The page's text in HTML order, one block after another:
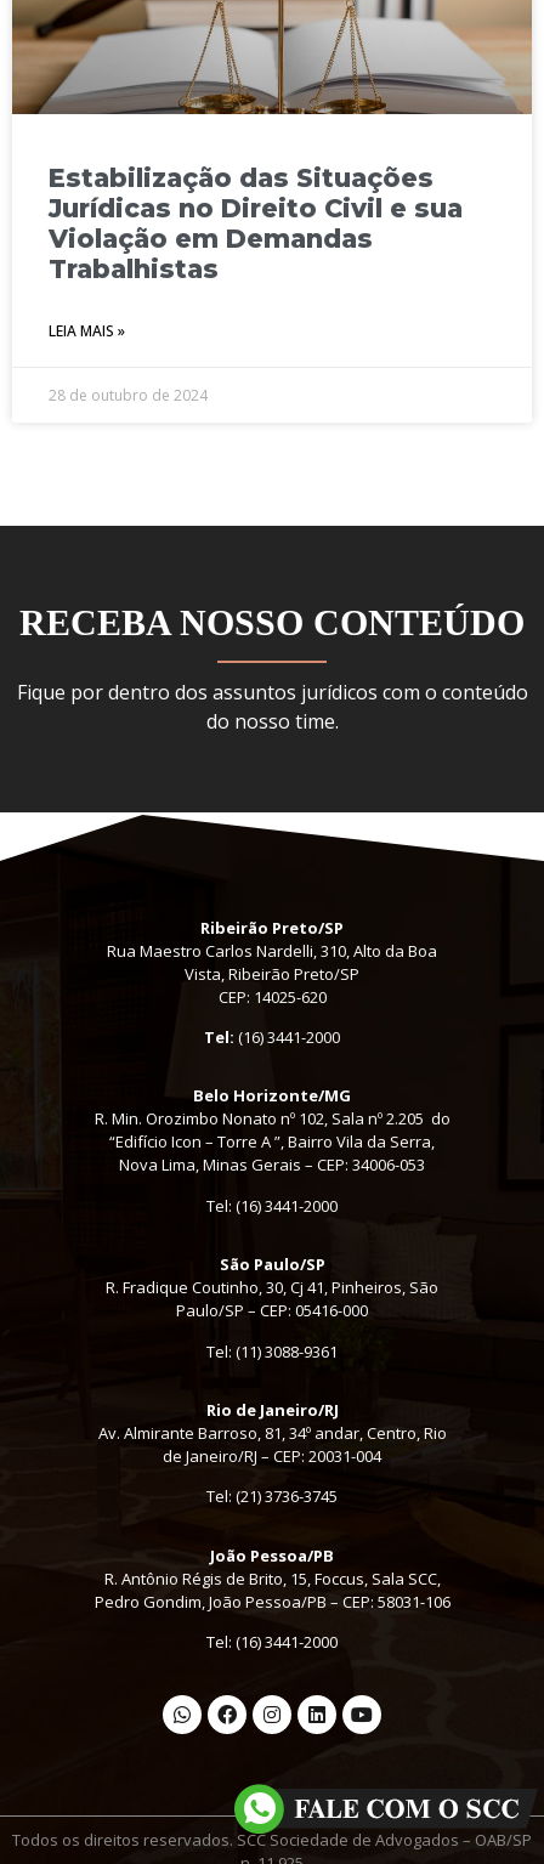
Estabilização das Situações
Jurídicas no Direito Civil e sua
Violação em Demandas
Trabalhistas
LEIA MAIS »
28 de outubro de 2024
RECEBA NOSSO CONTEÚDO
Fique por dentro dos assuntos jurídicos com o conteúdo
do nosso time.
Ribeirão Preto/SP
Rua Maestro Carlos Nardelli, 310, Alto da Boa
Vista, Ribeirão Preto/SP
CEP: 14025-620
Tel: (16) 3441-2000
Belo Horizonte/MG
R. Min. Orozimbo Nonato nº 102, Sala nº 2.205 do
“Edifício Icon – Torre A ”, Bairro Vila da Serra,
Nova Lima, Minas Gerais – CEP: 34006-053
Tel: (16) 3441-2000
São Paulo/SP
R. Fradique Coutinho, 30, Cj 41, Pinheiros, São
Paulo/SP – CEP: 05416-000
Tel: (11) 3088-9361
Rio de Janeiro/RJ
Av. Almirante Barroso, 81, 34º andar, Centro, Rio
de Janeiro/RJ – CEP: 20031-004
Tel: (21) 3736-3745
João Pessoa/PB
R. Antônio Régis de Brito, 15, Foccus, Sala SCC,
Pedro Gondim, João Pessoa/PB – CEP: 58031-106
Tel: (16) 3441-2000
Todos os direitos reservados. SCC Sociedade de Advogados – OAB/SP